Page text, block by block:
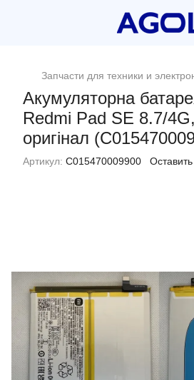
Запчасти для техники и
Акумуляторна
Redmi Pad SE 8.7/
оригінал
Артикул: C015470009900